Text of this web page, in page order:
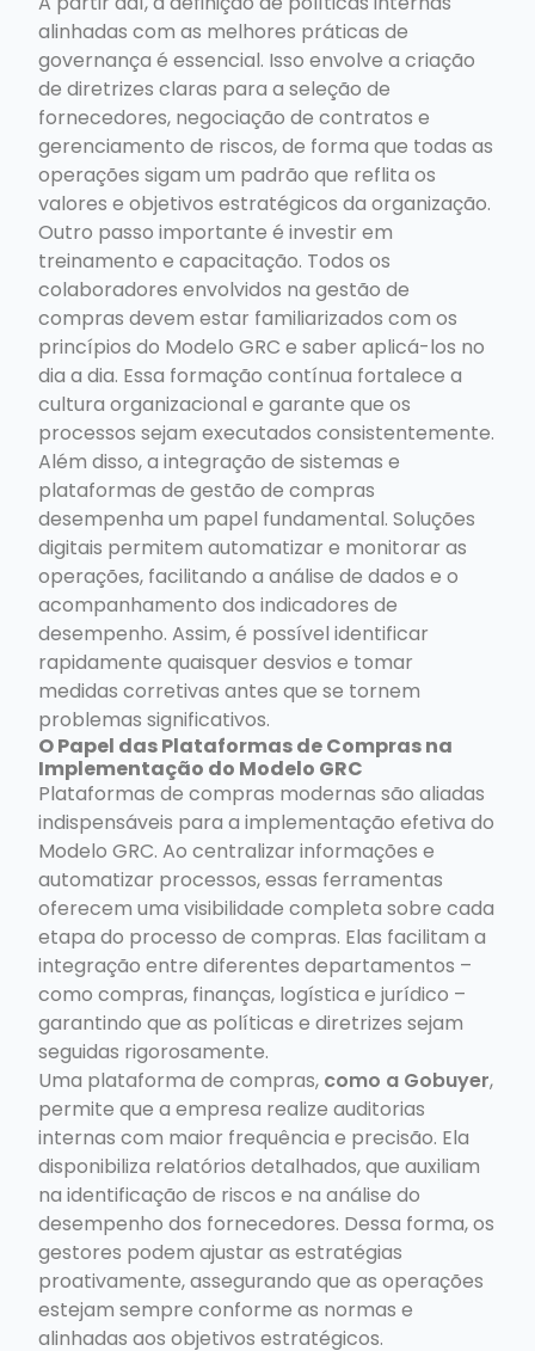
alinhadas com as melhores práticas de
governança é essencial. Isso envolve a criação
de diretrizes claras para a seleção de
fornecedores, negociação de contratos e
gerenciamento de riscos, de forma que todas as
operações sigam um padrão que reflita os
valores e objetivos estratégicos da organização.
Outro passo importante é investir em
treinamento e capacitação. Todos os
colaboradores envolvidos na gestão de
compras devem estar familiarizados com os
princípios do Modelo GRC e saber aplicá-los no
dia a dia. Essa formação contínua fortalece a
cultura organizacional e garante que os
processos sejam executados consistentemente.
Além disso, a integração de sistemas e
plataformas de gestão de compras
desempenha um papel fundamental. Soluções
digitais permitem automatizar e monitorar as
operações, facilitando a análise de dados e o
acompanhamento dos indicadores de
desempenho. Assim, é possível identificar
rapidamente quaisquer desvios e tomar
medidas corretivas antes que se tornem
problemas significativos.
O Papel das Plataformas de Compras na
Implementação do Modelo GRC
Plataformas de compras modernas são aliadas
indispensáveis para a implementação efetiva do
Modelo GRC. Ao centralizar informações e
automatizar processos, essas ferramentas
oferecem uma visibilidade completa sobre cada
etapa do processo de compras. Elas facilitam a
integração entre diferentes departamentos –
como compras, finanças, logística e jurídico –
garantindo que as políticas e diretrizes sejam
seguidas rigorosamente.
Uma plataforma de compras, como a Gobuyer,
permite que a empresa realize auditorias
internas com maior frequência e precisão. Ela
disponibiliza relatórios detalhados, que auxiliam
na identificação de riscos e na análise do
desempenho dos fornecedores. Dessa forma, os
gestores podem ajustar as estratégias
proativamente, assegurando que as operações
estejam sempre conforme as normas e
alinhadas aos objetivos estratégicos.